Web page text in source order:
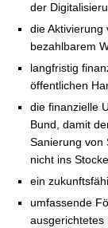
der
die Aktivierung
bezahlbarem
langfristig
öffentlichen
die finanzielle
Bund, damit
Sanierung von
nicht ins
ein
umfassende
ausgerichtetes